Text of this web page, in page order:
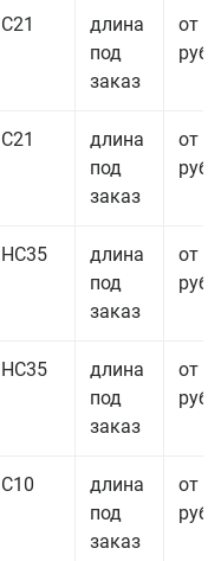
С21
длина
под
заказ
от
руб.
С21
длина
под
заказ
от
руб.
НС35
длина
под
заказ
от
руб.
НС35
длина
под
заказ
от
руб.
С10
длина
под
заказ
от
руб.